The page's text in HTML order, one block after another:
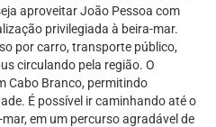
aproveitar João Pessoa com
privilegiada à beira-mar.
por carro, transporte público,
circulando pela região. O
Cabo Branco, permitindo
É possível ir caminhando até o
em um percurso agradável de